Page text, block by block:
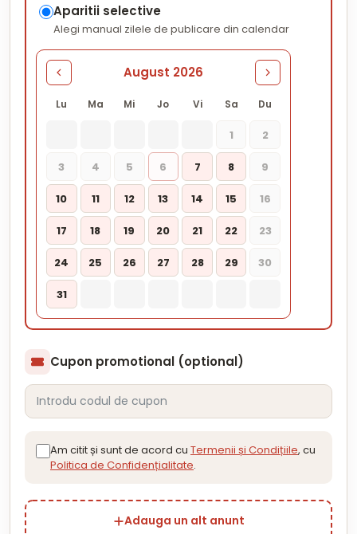
Aparitii selective
Alegi manual zilele de publicare din calendar
August 2026
Lu Ma Mi Jo Vi Sa Du
1 2
3 4 5 6 7 8 9
10 11 12 13 14 15 16
17 18 19 20 21 22 23
24 25 26 27 28 29 30
31
Cupon promotional (optional)
Am citit și sunt de acord cu Termenii și Condițiile, cu
Politica de Confidențialitate.
Adauga un alt anunt